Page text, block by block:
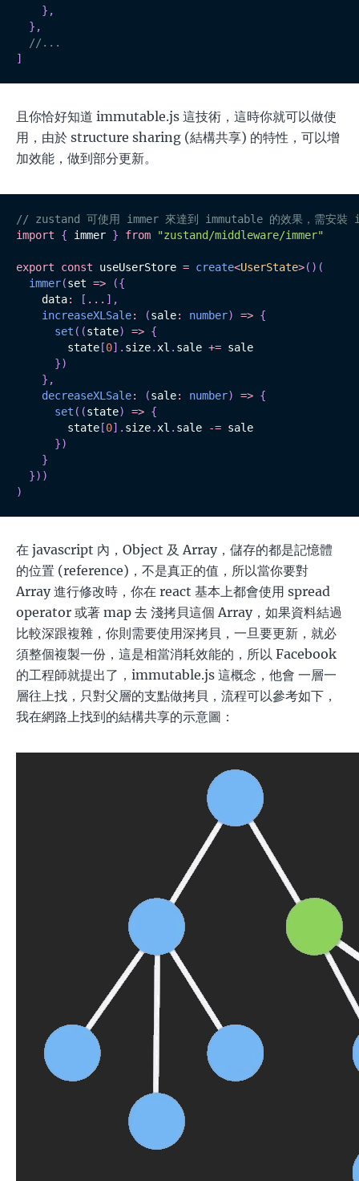
} ,
} ,
//...
]
且你恰好知道 immutable.js 這技術，這時你就可以做使
用，由於 structure sharing (結構共享) 的特性，可以增
加效能，做到部分更新。
// zustand 可使用 immer 來達到 immutable 的效果，需安裝
import
{ immer } from "zustand/middleware/immer"
export const useUserStore = create<UserState>( ) (
immer(set => ({
    data
: [ ... ] ,
increaseXLSale: (sale: number) => {
set ( (state) => {
        state
[0] . size. xl . sale += sale
})
} ,
decreaseXLSale: (sale: number) => {
set ( (state) => {
        state
[0] . size. xl . sale -= sale
})
}
}) )
)
在 javascript 內，Object 及 Array，儲存的都是記憶體
的位置 (reference)，不是真正的值，所以當你要對
Array 進行修改時，你在 react 基本上都會使用 spread
operator 或著 map 去 淺拷貝這個 Array，如果資料結過
比較深跟複雜，你則需要使用深拷貝，一旦要更新，就必
須整個複製一份，這是相當消耗效能的，所以 Facebook
的工程師就提出了，immutable.js 這概念，他會 一層一
層往上找，只對父層的支點做拷貝，流程可以參考如下，
我在網路上找到的結構共享的示意圖：